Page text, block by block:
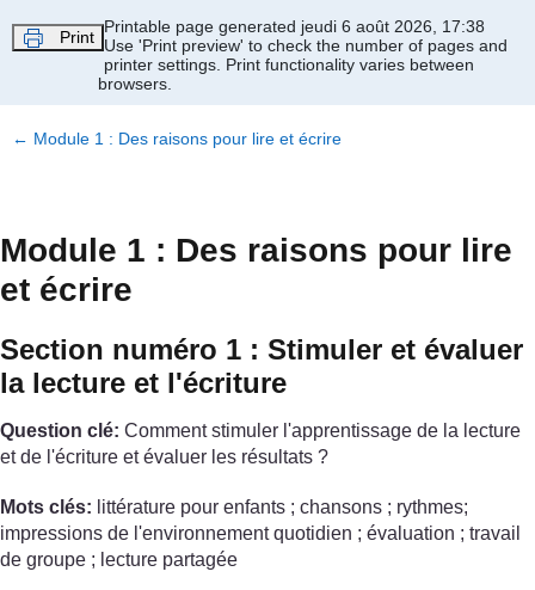
Print
Printable page generated jeudi 6 août 2026, 17:38
Use 'Print preview' to check the number of pages and
printer settings. Print functionality varies between
browsers.
← Module 1 : Des raisons pour lire et écrire
Module 1 : Des raisons pour lire
et écrire
Section numéro 1 : Stimuler et évaluer
la lecture et l'écriture
Question clé: Comment stimuler l'apprentissage de la lecture
et de l'écriture et évaluer les résultats ?
Mots clés: littérature pour enfants ; chansons ; rythmes;
impressions de l'environnement quotidien ; évaluation ; travail
de groupe ; lecture partagée